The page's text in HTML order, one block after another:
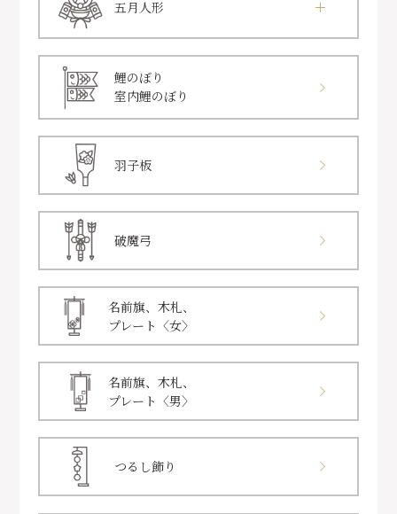
五月人形
鯉のぼり
室内鯉のぼり
羽子板
破魔弓
名前旗、木札、
プレート〈女〉
名前旗、木札、
プレート〈男〉
つるし飾り